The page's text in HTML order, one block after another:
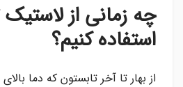
چه زمانی از لاستیک
استفاده کنیم؟